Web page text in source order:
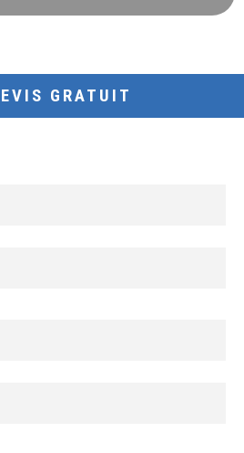
GRATUIT